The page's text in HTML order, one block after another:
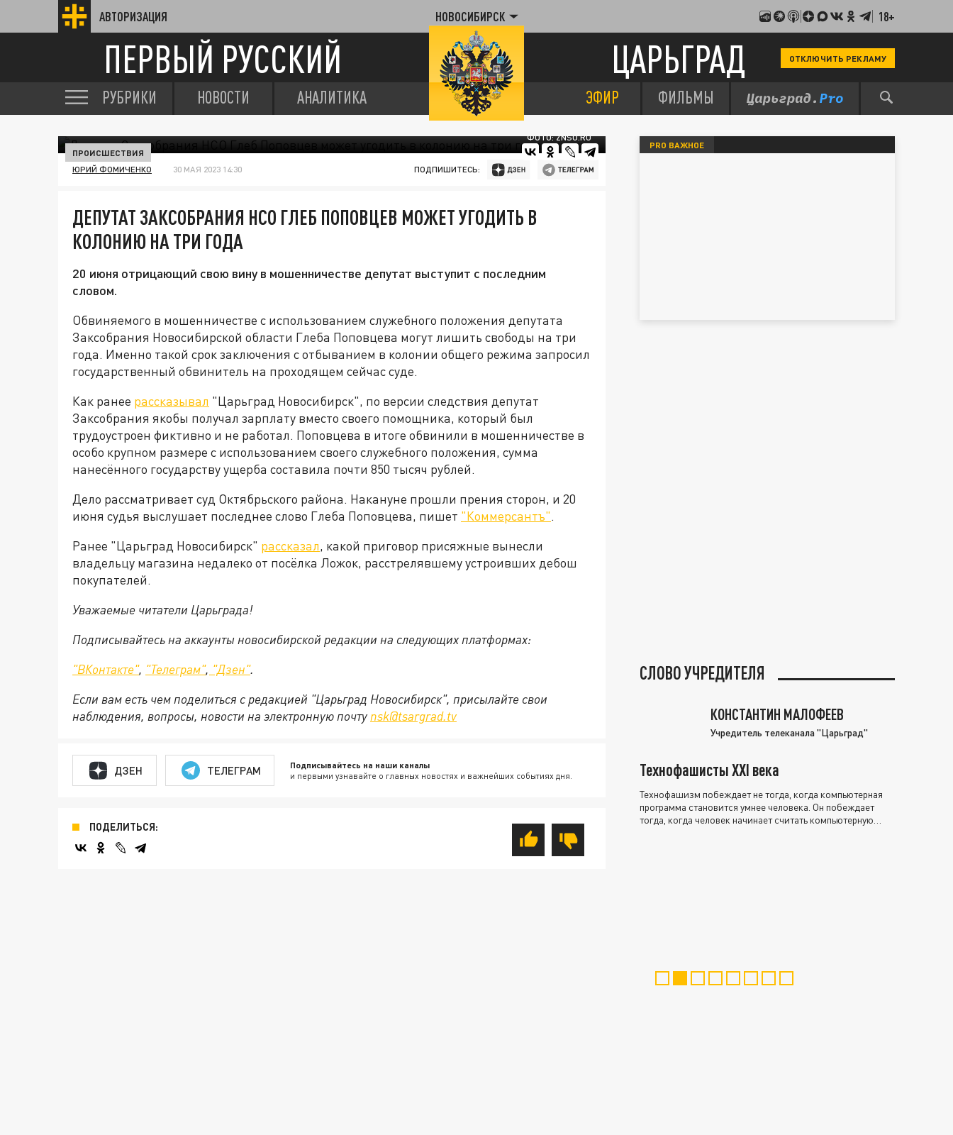
АВТОРИЗАЦИЯ НОВОСИБИРСК 18+
ПЕРВЫЙ РУССКИЙ ЦАРЬГРАД ОТКЛЮЧИТЬ РЕКЛАМУ
РУБРИКИ НОВОСТИ АНАЛИТИКА ЭФИР ФИЛЬМЫ
ФОТО: ZNSO.RU
ПРОИСШЕСТВИЯ
ЮРИЙ ФОМИЧЕНКО 30 МАЯ 2023 14:30 ПОДПИШИТЕСЬ:
ДЕПУТАТ ЗАКСОБРАНИЯ НСО ГЛЕБ ПОПОВЦЕВ МОЖЕТ УГОДИТЬ В
КОЛОНИЮ НА ТРИ ГОДА
20 июня отрицающий свою вину в мошенничестве депутат выступит с последним
словом.
Обвиняемого в мошенничестве с использованием служебного положения депутата
Заксобрания Новосибирской области Глеба Поповцева могут лишить свободы на три
года. Именно такой срок заключения с отбыванием в колонии общего режима запросил
государственный обвинитель на проходящем сейчас суде.
Как ранее рассказывал "Царьград Новосибирск", по версии следствия депутат
Заксобрания якобы получал зарплату вместо своего помощника, который был
трудоустроен фиктивно и не работал. Поповцева в итоге обвинили в мошенничестве в
особо крупном размере с использованием своего служебного положения, сумма
нанесённого государству ущерба составила почти 850 тысяч рублей.
Дело рассматривает суд Октябрьского района. Накануне прошли прения сторон, и 20
июня судья выслушает последнее слово Глеба Поповцева, пишет "Коммерсантъ".
Ранее "Царьград Новосибирск" рассказал, какой приговор присяжные вынесли
владельцу магазина недалеко от посёлка Ложок, расстрелявшему устроивших дебош
покупателей.
Уважаемые читатели Царьграда!
Подписывайтесь на аккаунты новосибирской редакции на следующих платформах:
"ВКонтакте", "Телеграм", "Дзен".
Если вам есть чем поделиться с редакцией "Царьград Новосибирск", присылайте свои
наблюдения, вопросы, новости на электронную почту nsk@tsargrad.tv
ДЗЕН ТЕЛЕГРАМ Подписывайтесь на наши каналы
и первыми узнавайте о главных новостях и важнейших событиях дня.
ПОДЕЛИТЬСЯ:
PRO ВАЖНОЕ
СЛОВО УЧРЕДИТЕЛЯ
КОНСТАНТИН МАЛОФЕЕВ
Учредитель телеканала "Царьград"
Технофашисты XXI века
Технофашизм побеждает не тогда, когда компьютерная
программа становится умнее человека. Он побеждает
тогда, когда человек начинает считать компьютерную